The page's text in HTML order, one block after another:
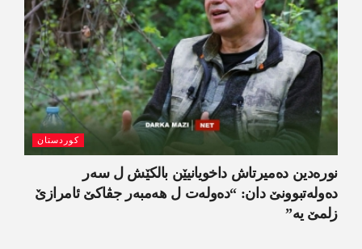
کوردستان
نورەدین دەمیرتاش داخویانیێن بالکێش ل سەر
دەولەتبوونێ دان: “دەولەت ل ھەمبەر جڤاکێ ئامرازێ
زلمێ یە”